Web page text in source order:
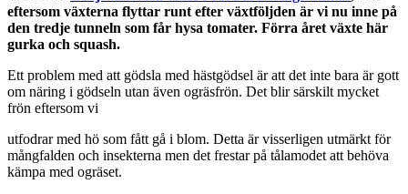
eftersom växterna flyttar runt efter växtföljden är vi nu inne på
den tredje tunneln som får hysa tomater. Förra året växte här
gurka och squash.
Ett problem med att gödsla med hästgödsel är att det inte bara är gott
om näring i gödseln utan även ogräsfrön. Det blir särskilt mycket
frön eftersom vi
utfodrar med hö som fått gå i blom. Detta är visserligen utmärkt för
mångfalden och insekterna men det frestar på tålamodet att behöva
kämpa med ogräset.